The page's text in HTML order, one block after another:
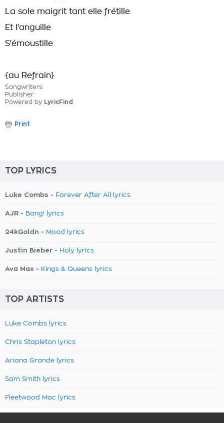
La sole maigrit tant elle frétille
Et l'anguille
S'émoustille
{au Refrain}
Songwriters:
Publisher:
Powered by LyricFind
Print
TOP LYRICS
Luke Combs - Forever After All lyrics
AJR - Bang! lyrics
24kGoldn - Mood lyrics
Justin Bieber - Holy lyrics
Ava Max - Kings & Queens lyrics
TOP ARTISTS
Luke Combs lyrics
Chris Stapleton lyrics
Ariana Grande lyrics
Sam Smith lyrics
Fleetwood Mac lyrics